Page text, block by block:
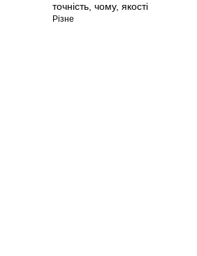
точність, чому, якості
Різне